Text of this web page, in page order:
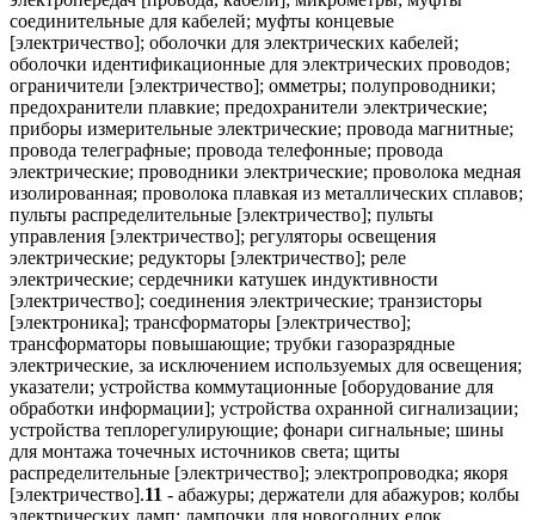
соединительные для кабелей; муфты концевые
[электричество]; оболочки для электрических кабелей;
оболочки идентификационные для электрических проводов;
ограничители [электричество]; омметры; полупроводники;
предохранители плавкие; предохранители электрические;
приборы измерительные электрические; провода магнитные;
провода телеграфные; провода телефонные; провода
электрические; проводники электрические; проволока медная
изолированная; проволока плавкая из металлических сплавов;
пульты распределительные [электричество]; пульты
управления [электричество]; регуляторы освещения
электрические; редукторы [электричество]; реле
электрические; сердечники катушек индуктивности
[электричество]; соединения электрические; транзисторы
[электроника]; трансформаторы [электричество];
трансформаторы повышающие; трубки газоразрядные
электрические, за исключением используемых для освещения;
указатели; устройства коммутационные [оборудование для
обработки информации]; устройства охранной сигнализации;
устройства теплорегулирующие; фонари сигнальные; шины
для монтажа точечных источников света; щиты
распределительные [электричество]; электропроводка; якоря
[электричество].11 - абажуры; держатели для абажуров; колбы
электрических ламп; лампочки для новогодних елок